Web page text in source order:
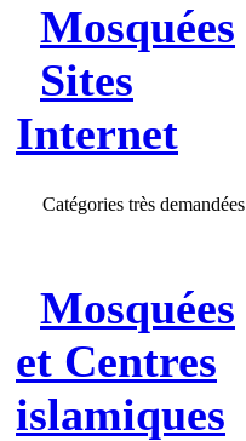
Mosquées
Sites
Internet
Catégories très demandées
Mosquées
et Centres
islamiques